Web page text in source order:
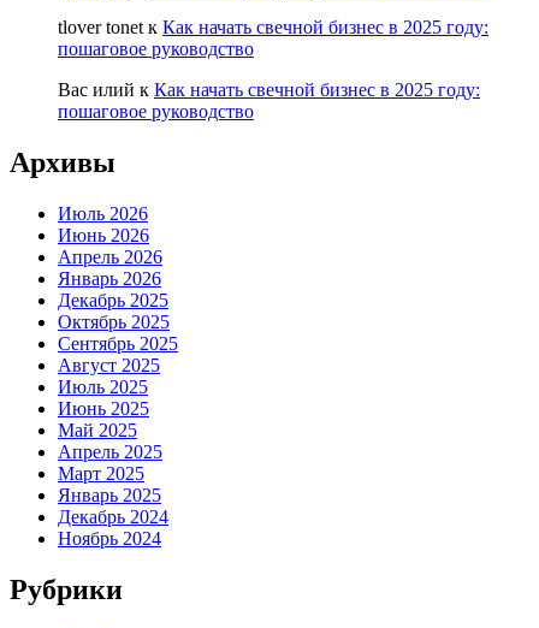
tlover tonet к Как начать свечной бизнес в 2025 году:
пошаговое руководство
Вас илий к Как начать свечной бизнес в 2025 году:
пошаговое руководство
Архивы
Июль 2026
Июнь 2026
Апрель 2026
Январь 2026
Декабрь 2025
Октябрь 2025
Сентябрь 2025
Август 2025
Июль 2025
Июнь 2025
Май 2025
Апрель 2025
Март 2025
Январь 2025
Декабрь 2024
Ноябрь 2024
Рубрики